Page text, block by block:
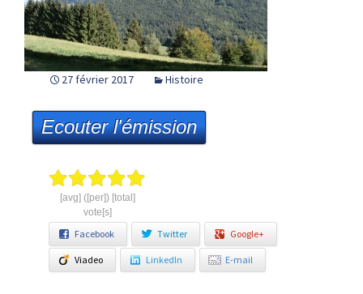
27 février 2017 Histoire
Ecouter l'émission
[avg] ([per]) [total]
vote[s]
Facebook Twitter Google+
Viadeo LinkedIn E-mail